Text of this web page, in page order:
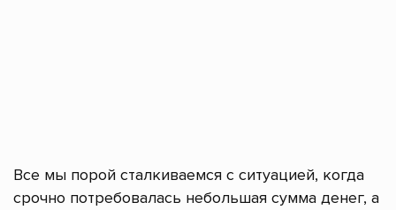
Все мы порой сталкиваемся с ситуацией, когда
срочно потребовалась небольшая сумма денег, а